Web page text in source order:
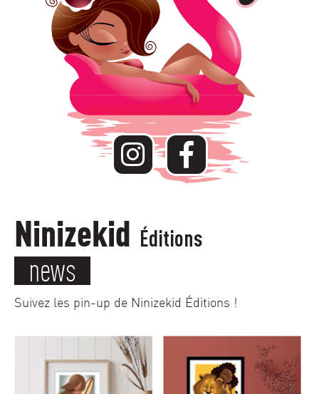
Ninizekid Éditions
news
Suivez les pin-up de Ninizekid Éditions !